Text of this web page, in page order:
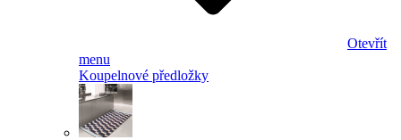
Otevřít
menu
Koupelnové předložky